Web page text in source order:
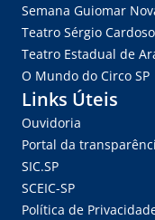
Semana Guiomar
Teatro Sérgio Cardoso
Teatro Estadual de
O Mundo do Circo SP
Links Úteis
Ouvidoria
Portal da
SIC.SP
SCEIC-SP
Política de